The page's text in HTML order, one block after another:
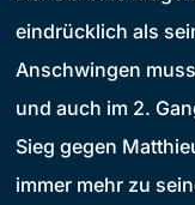
eindrücklich als
Anschwingen
und auch im 2.
Sieg gegen
immer mehr zu